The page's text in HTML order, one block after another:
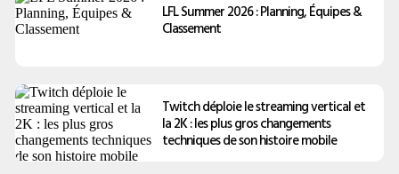
LFL Summer 2026 : Planning, Équipes &
Classement
Twitch déploie le streaming vertical et
la 2K : les plus gros changements
techniques de son histoire mobile